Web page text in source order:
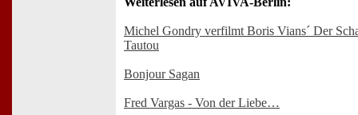
Michel Gondry verfilmt Boris Vians´ Der
Tautou
Bonjour Sagan
Fred Vargas - Von der Liebe…